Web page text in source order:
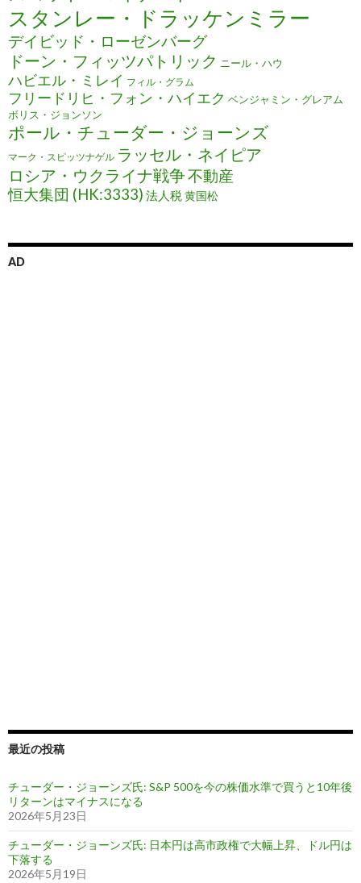
スタンレー・ドラッケンミラー
デイビッド・ローゼンバーグ
ドーン・フィッツパトリック ニール・ハウ
ハビエル・ミレイ フィル・グラム
フリードリヒ・フォン・ハイエク ベンジャミン・グレアム
ボリス・ジョンソン
ポール・チューダー・ジョーンズ
マーク・スピッツナゲル ラッセル・ネイピア
ロシア・ウクライナ戦争不動産
恒大集団 (HK:3333) 法人税黄国松
AD
最近の投稿
チューダー・ジョーンズ氏: S&P 500を今の株価水準で買うと10年後
リターンはマイナスになる
2026年5月23日
チューダー・ジョーンズ氏: 日本円は高市政権で大幅上昇、ドル円は
下落する
2026年5月19日